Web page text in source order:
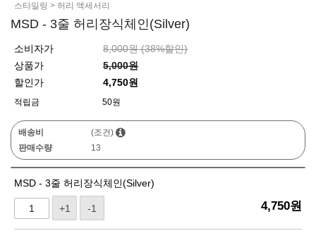
스타일링 > 허리 액세서리
MSD - 3줄 허리장식체인(Silver)
소비자가 8,000원 (38%할인)
상품가
5,000원
할인가
4,750원
적립금 50원
배송비
(조건)
판매수량
13
MSD - 3줄 허리장식체인(Silver)
+1 -1 4,750원